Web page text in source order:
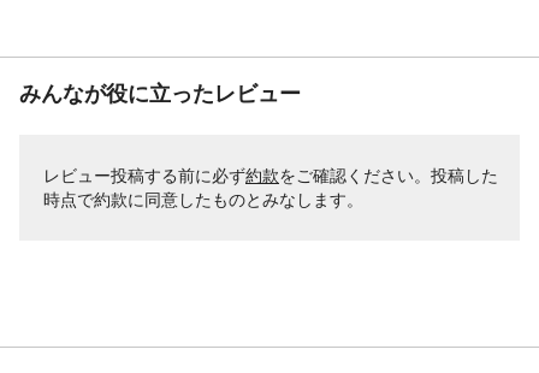
みんなが役に立ったレビュー
レビュー投稿する前に必ず約款をご確認ください。投稿した
時点で約款に同意したものとみなします。